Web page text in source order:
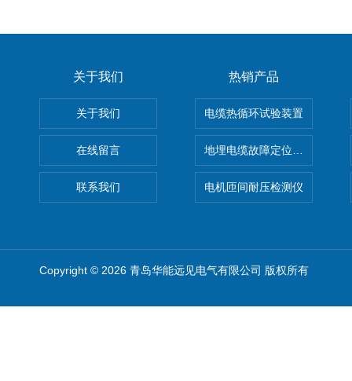
关于我们
关于我们
在线留言
联系我们
热销产品
电缆热循环试验装置
地埋电缆故障定位仪 地下电
电机匝间耐压检测仪
Copyright © 2026 青岛华能远见电气有限公司 版权所有